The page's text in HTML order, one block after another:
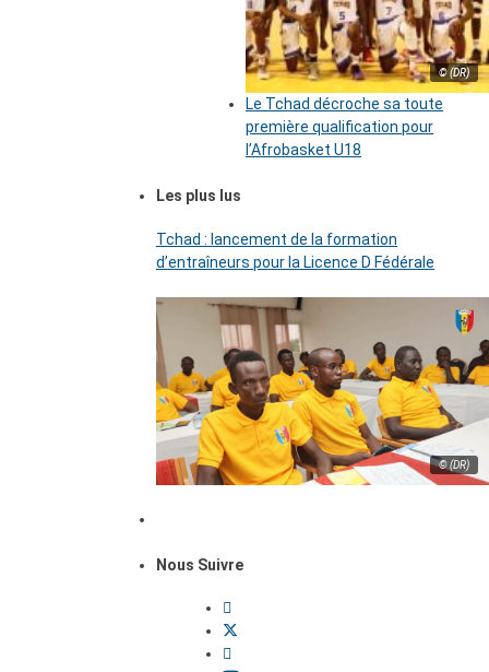
© (DR)
Le Tchad décroche sa toute
première qualification pour
l’Afrobasket U18
Les plus lus
Tchad : lancement de la formation
d’entraîneurs pour la Licence D Fédérale
© (DR)
Nous Suivre